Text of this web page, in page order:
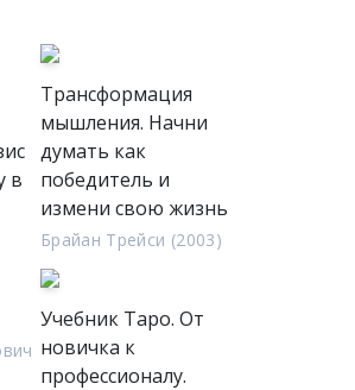
в
Трансформация
мышления. Начни
думать как
победитель и
измени свою жизнь
Брайан Трейси (2003)
Учебник Таро. От
новичка к
профессионалу.